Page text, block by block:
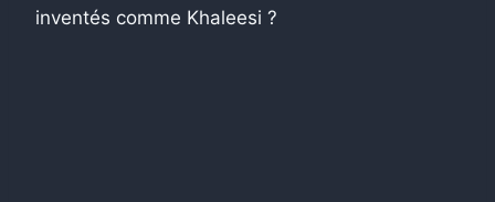
inventés comme Khaleesi ?